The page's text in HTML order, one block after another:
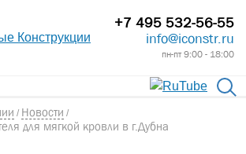
+7 495 532-56-55
info@iconstr.ru
пн-пт 9:00 - 18:00
/ Новости /
для мягкой кровли в г.Дубна